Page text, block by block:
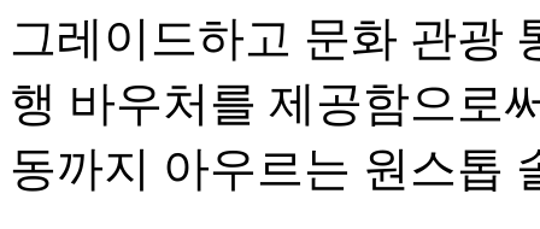
그레이드하고 문화 관광
행 바우처를 제공함으로
동까지 아우르는 원스톱